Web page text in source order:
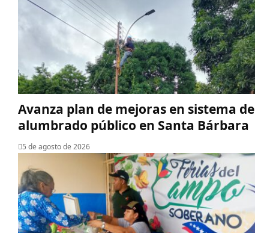
Avanza plan de mejoras en sistema de
alumbrado público en Santa Bárbara
5 de agosto de 2026